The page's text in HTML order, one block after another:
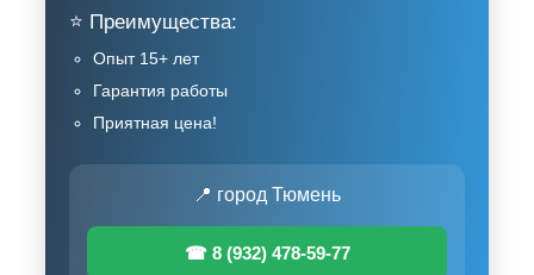
⭐ Преимущества:
Опыт 15+ лет
Гарантия работы
Приятная цена!
📍 город Тюмень
☎ 8 (932) 478-59-77